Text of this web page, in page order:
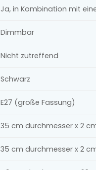
Ja, in Kombination mit
Dimmbar
Nicht zutreffend
Schwarz
E27 (große Fassung)
35 cm durchmesser x 2
35 cm durchmesser x 2